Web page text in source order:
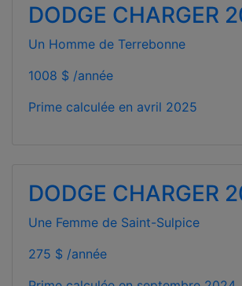
DODGE CHARGER
Un Homme de Terrebonne
1008 $ /année
Prime calculée en avril 2025
DODGE CHARGER
Une Femme de Saint-Sulpice
275 $ /année